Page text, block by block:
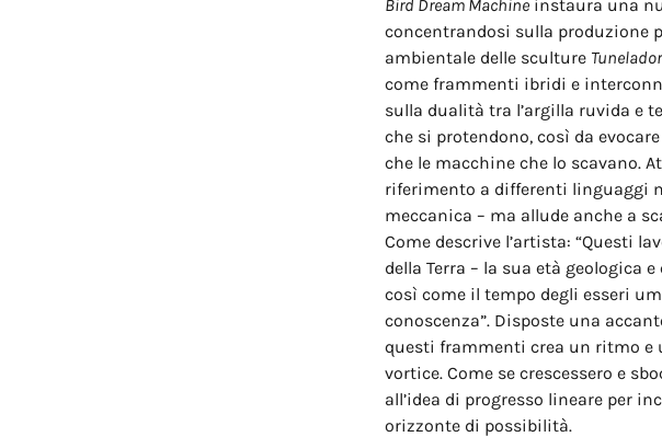
Bird Dream Machine instaura una
concentrandosi sulla produzione
ambientale delle sculture
come frammenti ibridi e
sulla dualità tra l’argilla ruvida e
che si protendono, così da
che le macchine che lo scavano.
riferimento a differenti linguaggi
meccanica – ma allude anche a
Come descrive l’artista: “Questi
della Terra – la sua età geologica
così come il tempo degli esseri
conoscenza”. Disposte una
questi frammenti crea un ritmo e
vortice. Come se crescessero e
all’idea di progresso lineare per
orizzonte di possibilità.